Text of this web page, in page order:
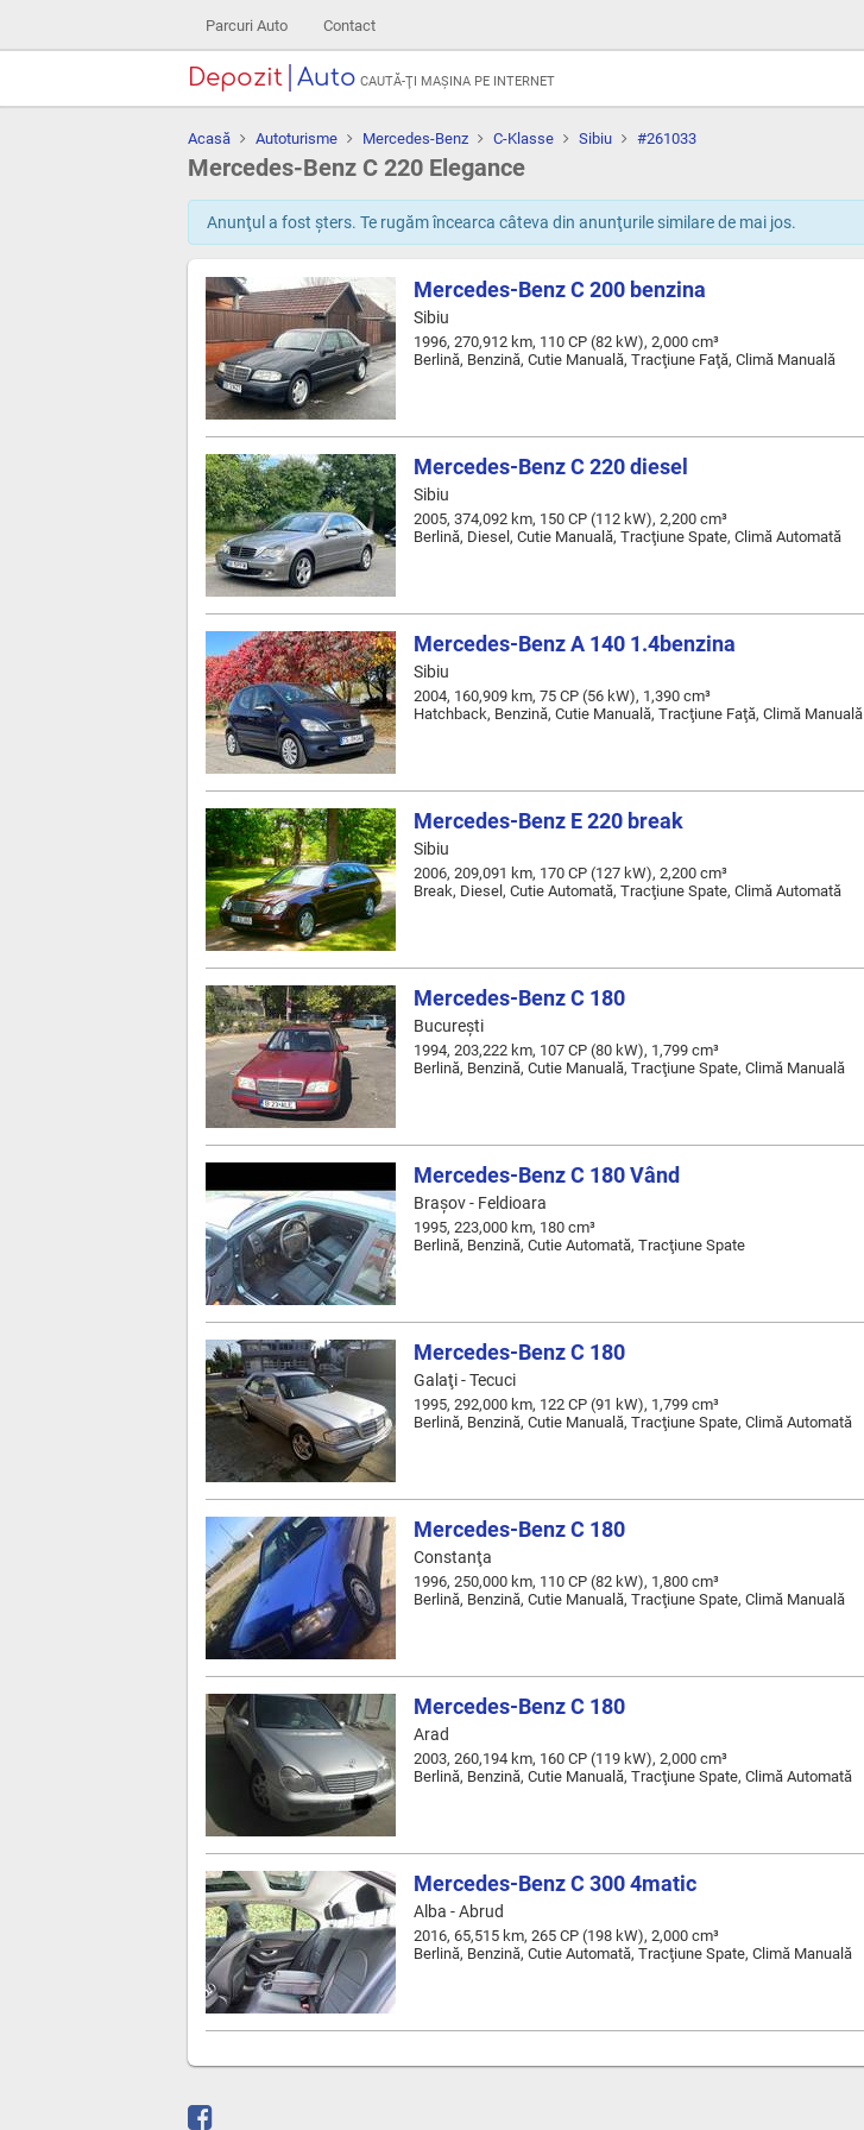
Parcuri Auto Contact
Depozit Auto CAUTĂ-ŢI MAŞINA PE INTERNET
Acasă Autoturisme Mercedes-Benz C-Klasse Sibiu #261033
Mercedes-Benz C 220 Elegance
Anunţul a fost şters. Te rugăm încearca câteva din anunţurile similare de mai jos.
Mercedes-Benz C 200 benzina
Sibiu
1996, 270,912 km, 110 CP (82 kW), 2,000 cm³
Berlină, Benzină, Cutie Manuală, Tracţiune Faţă, Climă Manuală
Mercedes-Benz C 220 diesel
Sibiu
2005, 374,092 km, 150 CP (112 kW), 2,200 cm³
Berlină, Diesel, Cutie Manuală, Tracţiune Spate, Climă Automată
Mercedes-Benz A 140 1.4benzina
Sibiu
2004, 160,909 km, 75 CP (56 kW), 1,390 cm³
Hatchback, Benzină, Cutie Manuală, Tracţiune Faţă, Climă Manuală
Mercedes-Benz E 220 break
Sibiu
2006, 209,091 km, 170 CP (127 kW), 2,200 cm³
Break, Diesel, Cutie Automată, Tracţiune Spate, Climă Automată
Mercedes-Benz C 180
Bucureşti
1994, 203,222 km, 107 CP (80 kW), 1,799 cm³
Berlină, Benzină, Cutie Manuală, Tracţiune Spate, Climă Manuală
Mercedes-Benz C 180 Vând
Braşov - Feldioara
1995, 223,000 km, 180 cm³
Berlină, Benzină, Cutie Automată, Tracţiune Spate
Mercedes-Benz C 180
Galaţi - Tecuci
1995, 292,000 km, 122 CP (91 kW), 1,799 cm³
Berlină, Benzină, Cutie Manuală, Tracţiune Spate, Climă Automată
Mercedes-Benz C 180
Constanţa
1996, 250,000 km, 110 CP (82 kW), 1,800 cm³
Berlină, Benzină, Cutie Manuală, Tracţiune Spate, Climă Manuală
Mercedes-Benz C 180
Arad
2003, 260,194 km, 160 CP (119 kW), 2,000 cm³
Berlină, Benzină, Cutie Manuală, Tracţiune Spate, Climă Automată
Mercedes-Benz C 300 4matic
Alba - Abrud
2016, 65,515 km, 265 CP (198 kW), 2,000 cm³
Berlină, Benzină, Cutie Automată, Tracţiune Spate, Climă Manuală